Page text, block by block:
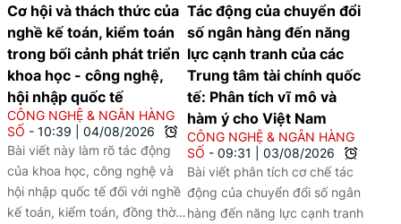
Cơ hội và thách thức của
nghề kế toán, kiểm toán
trong bối cảnh phát triển
khoa học - công nghệ,
hội nhập quốc tế
CÔNG NGHỆ & NGÂN HÀNG
SỐ
10:39
04/08/2026
Bài viết này làm rõ tác động
của khoa học, công nghệ và
hội nhập quốc tế đối với nghề
kế toán, kiểm toán, đồng thời
Tác động của chuyển đổi
số ngân hàng đến năng
lực cạnh tranh của các
Trung tâm tài chính quốc
tế: Phân tích vĩ mô và
hàm ý cho Việt Nam
CÔNG NGHỆ & NGÂN HÀNG
SỐ
09:31
03/08/2026
Bài viết phân tích cơ chế tác
động của chuyển đổi số ngân
hàng đến năng lực cạnh tranh